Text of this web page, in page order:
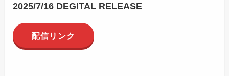
2025/7/16 DEGITAL RELEASE
配信リンク